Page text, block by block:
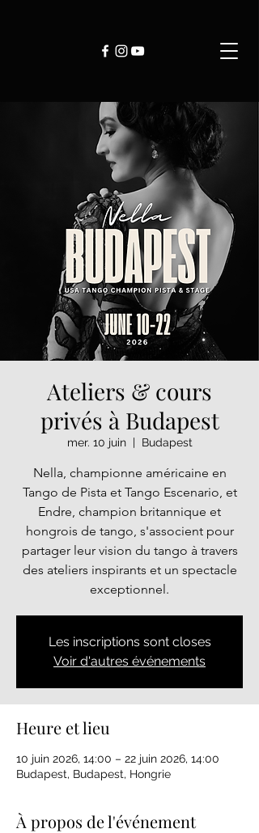
Ateliers & cours
privés à Budapest
mer. 10 juin
  |
Budapest
Nella, championne américaine en
Tango de Pista et Tango Escenario, et
Endre, champion britannique et
hongrois de tango, s'associent pour
partager leur vision du tango à travers
des ateliers inspirants et un spectacle
exceptionnel.
Les inscriptions sont closes
Voir d'autres événements
Heure et lieu
10 juin 2026, 14:00 – 22 juin 2026, 14:00
Budapest, Budapest, Hongrie
À propos de l'événement